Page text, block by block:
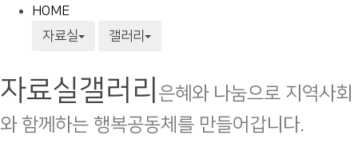
HOME
자료실
갤러리
자료실갤러리 은혜와 나눔으로 지역사회
와 함께하는 행복공동체를 만들어갑니다.